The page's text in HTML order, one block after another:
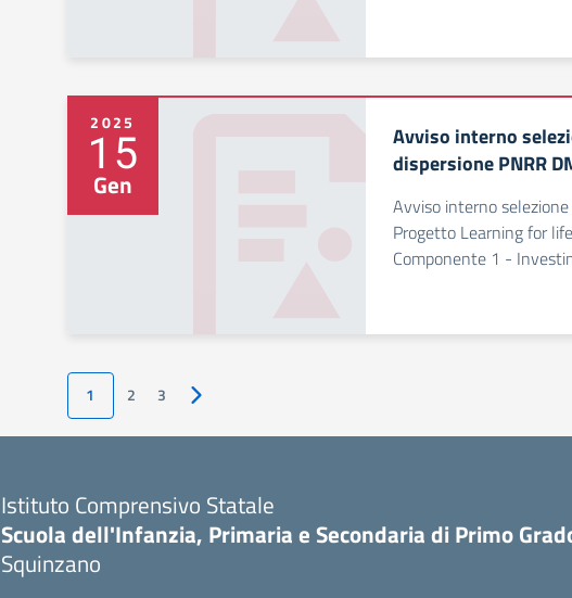
2025
15
Gen
Avviso interno
dispersione PNRR
Avviso interno
Progetto Learning for
Componente 1 -
1 2 3 Pagina successiva
Istituto Comprensivo Statale
Scuola dell'Infanzia, Primaria e Secondaria di Primo
Squinzano